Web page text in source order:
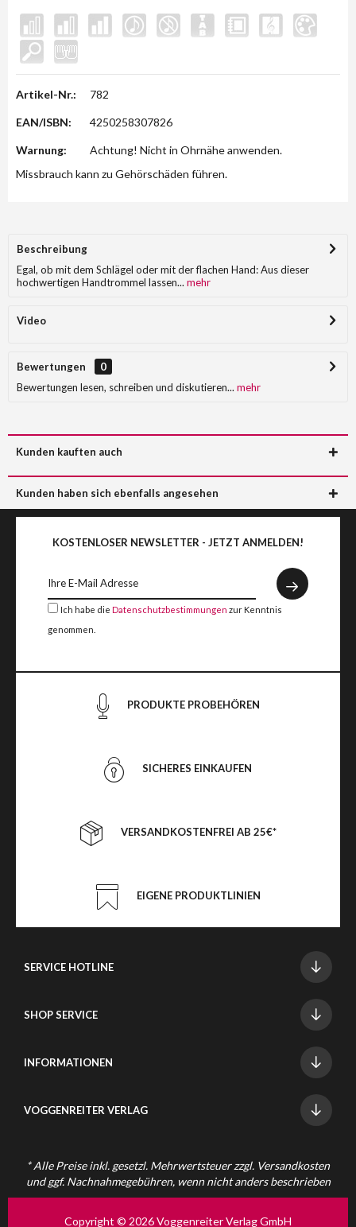
Artikel-Nr.: 782
EAN/ISBN: 4250258307826
Warnung:
Achtung! Nicht in Ohrnähe anwenden.
Missbrauch kann zu Gehörschäden führen.
Beschreibung
Egal, ob mit dem Schlägel oder mit der flachen Hand: Aus dieser
hochwertigen Handtrommel lassen... mehr
Video
Bewertungen
0
Bewertungen lesen, schreiben und diskutieren... mehr
Kunden kauften auch
Kunden haben sich ebenfalls angesehen
KOSTENLOSER NEWSLETTER - JETZT ANMELDEN!
Ich habe die Datenschutzbestimmungen zur Kenntnis
genommen.
PRODUKTE PROBEHÖREN
SICHERES EINKAUFEN
VERSANDKOSTENFREI AB 25€*
EIGENE PRODUKTLINIEN
SERVICE HOTLINE
SHOP SERVICE
INFORMATIONEN
VOGGENREITER VERLAG
* Alle Preise inkl. gesetzl. Mehrwertsteuer zzgl. Versandkosten
und ggf. Nachnahmegebühren, wenn nicht anders beschrieben
Copyright © 2026 Voggenreiter Verlag GmbH